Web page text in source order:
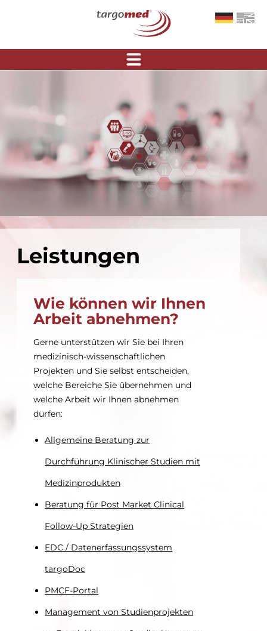
Leistungen
Wie können wir Ihnen
Arbeit abnehmen?
Gerne unterstützen wir Sie bei Ihren
medizinisch-wissenschaftlichen
Projekten und Sie selbst entscheiden,
welche Bereiche Sie übernehmen und
welche Arbeit wir Ihnen abnehmen
dürfen:
Allgemeine Beratung zur
Durchführung Klinischer Studien mit
Medizinprodukten
Beratung für Post Market Clinical
Follow-Up Strategien
EDC / Datenerfassungssystem
targoDoc
PMCF-Portal
Management von Studienprojekten